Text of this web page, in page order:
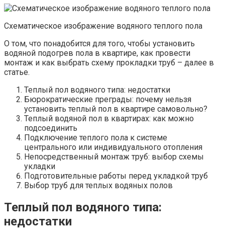
Схематическое изображение водяного теплого пола
О том, что понадобится для того, чтобы установить
водяной подогрев пола в квартире, как провести
монтаж и как выбрать схему прокладки труб – далее в
статье.
Теплый пол водяного типа: недостатки
Бюрократические преграды: почему нельзя
установить теплый пол в квартире самовольно?
Теплый водяной пол в квартирах: как можно
подсоединить
Подключение теплого пола к системе
центрального или индивидуального отопления
Непосредственный монтаж труб: выбор схемы
укладки
Подготовительные работы перед укладкой труб
Выбор труб для теплых водяных полов
Теплый пол водяного типа:
недостатки